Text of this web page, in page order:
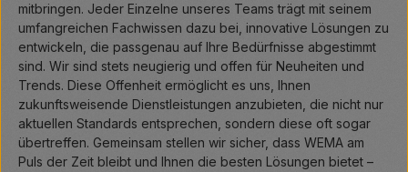
mitbringen. Jeder Einzelne unseres Teams trägt mit seinem
umfangreichen Fachwissen dazu bei, innovative Lösungen zu
entwickeln, die passgenau auf Ihre Bedürfnisse abgestimmt
sind. Wir sind stets neugierig und offen für Neuheiten und
Trends. Diese Offenheit ermöglicht es uns, Ihnen
zukunftsweisende Dienstleistungen anzubieten, die nicht nur
aktuellen Standards entsprechen, sondern diese oft sogar
übertreffen. Gemeinsam stellen wir sicher, dass WEMA am
Puls der Zeit bleibt und Ihnen die besten Lösungen bietet –